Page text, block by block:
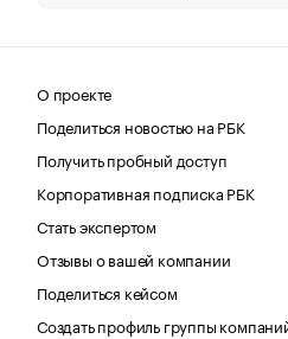
О проекте
Поделиться новостью на РБК
Получить пробный доступ
Корпоративная подписка РБК
Стать экспертом
Отзывы о вашей компании
Поделиться кейсом
Создать профиль группы